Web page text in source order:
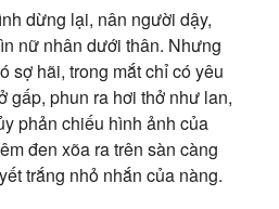
dừng lại, nân người dậy,
nữ nhân dưới thân. Nhưng
sợ hãi, trong mắt chỉ có yêu
gấp, phun ra hơi thở như lan,
phản chiếu hình ảnh của
đen xõa ra trên sàn càng
trắng nhỏ nhắn của nàng.